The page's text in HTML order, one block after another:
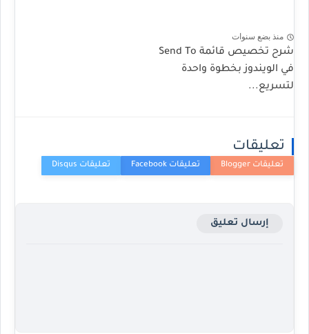
منذ بضع سنوات
شرح تخصيص قائمة Send To
في الويندوز بخطوة واحدة
لتسريع...
تعليقات
إرسال تعليق